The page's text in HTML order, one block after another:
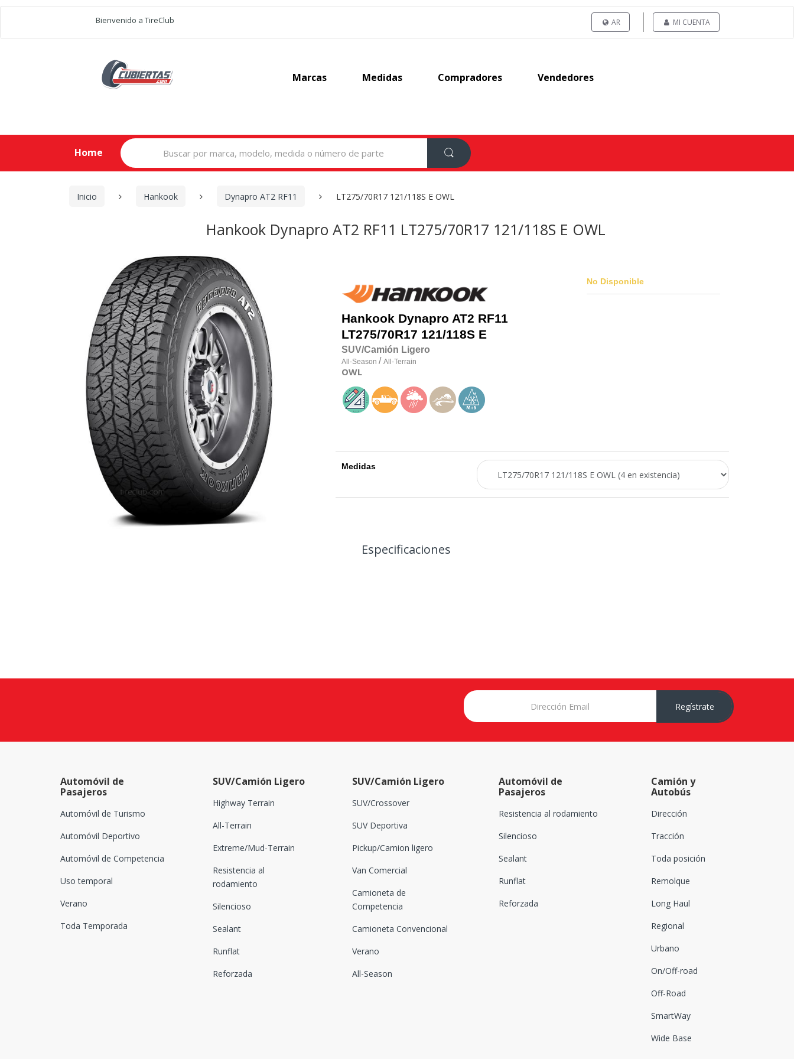
Bienvenido a TireClub AR MI CUENTA
Marcas Medidas Compradores Vendedores
Home
Search
for:
Inicio Hankook Dynapro AT2 RF11 LT275/70R17 121/118S E OWL
Hankook Dynapro AT2 RF11 LT275/70R17 121/118S E OWL
Hankook Dynapro AT2 RF11
LT275/70R17 121/118S E
SUV/Camión Ligero
All-Season / All-Terrain
OWL
No Disponible
Medidas
Especificaciones
Regístrate
Automóvil de
Pasajeros
Automóvil de Turismo
Automóvil Deportivo
Automóvil de Competencia
Uso temporal
Verano
Toda Temporada
SUV/Camión Ligero
Highway Terrain
All-Terrain
Extreme/Mud-Terrain
Resistencia al
rodamiento
Silencioso
Sealant
Runflat
Reforzada
SUV/Camión Ligero
SUV/Crossover
SUV Deportiva
Pickup/Camion ligero
Van Comercial
Camioneta de
Competencia
Camioneta Convencional
Verano
All-Season
Automóvil de
Pasajeros
Resistencia al rodamiento
Silencioso
Sealant
Runflat
Reforzada
Camión y
Autobús
Dirección
Tracción
Toda posición
Remolque
Long Haul
Regional
Urbano
On/Off-road
Off-Road
SmartWay
Wide Base